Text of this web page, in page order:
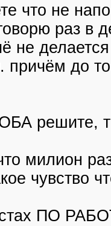
что не
раз в
не
причём до
решите,
милион
чувство
ПО